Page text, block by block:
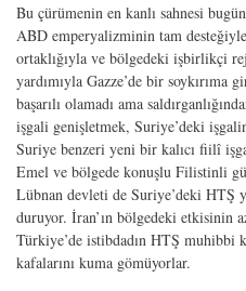
Bu çürümenin en kanlı sahnesi
ABD emperyalizminin tam
ortaklığıyla ve bölgedeki işbirlikçi
yardımıyla Gazze’de bir soykırıma
başarılı olamadı ama
işgali genişletmek, Suriye’deki
Suriye benzeri yeni bir kalıcı fiilî
Emel ve bölgede konuşlu Filistinli
Lübnan devleti de Suriye’deki HTŞ
duruyor. İran’ın bölgedeki etkisinin
Türkiye’de istibdadın HTŞ muhibbi
kafalarını kuma gömüyorlar.